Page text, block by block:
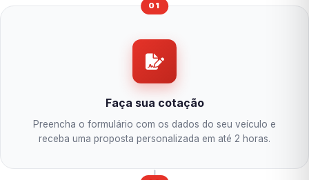
01
Faça sua cotação
Preencha o formulário com os dados do seu veículo e
receba uma proposta personalizada em até 2 horas.